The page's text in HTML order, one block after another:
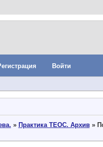
Войти
» Практика ТЕОС. Архив »